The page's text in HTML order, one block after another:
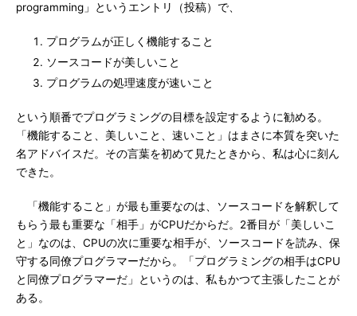
programming」というエントリ（投稿）で、
プログラムが正しく機能すること
ソースコードが美しいこと
プログラムの処理速度が速いこと
という順番でプログラミングの目標を設定するように勧める。
「機能すること、美しいこと、速いこと」はまさに本質を突いた
名アドバイスだ。その言葉を初めて見たときから、私は心に刻ん
できた。
「機能すること」が最も重要なのは、ソースコードを解釈して
もらう最も重要な「相手」がCPUだからだ。2番目が「美しいこ
と」なのは、CPUの次に重要な相手が、ソースコードを読み、保
守する同僚プログラマーだから。「プログラミングの相手はCPU
と同僚プログラマーだ」というのは、私もかつて主張したことが
ある。